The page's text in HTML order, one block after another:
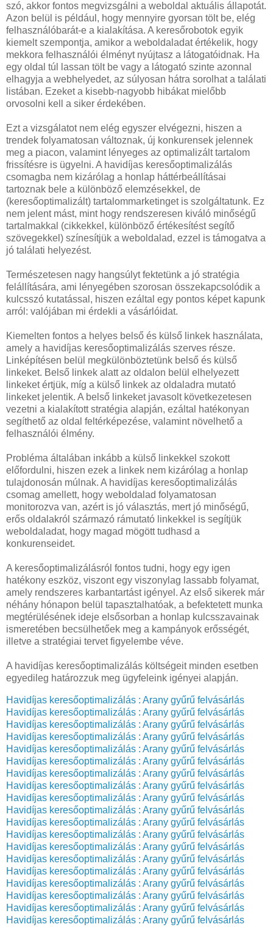
szó, akkor fontos megvizsgálni a weboldal aktuális állapotát.
Azon belül is például, hogy mennyire gyorsan tölt be, elég
felhasználóbarát-e a kialakítása. A keresőrobotok egyik
kiemelt szempontja, amikor a weboldaladat értékelik, hogy
mekkora felhasználói élményt nyújtasz a látogatóidnak. Ha
egy oldal túl lassan tölt be vagy a látogató szinte azonnal
elhagyja a webhelyedet, az súlyosan hátra sorolhat a találati
listában. Ezeket a kisebb-nagyobb hibákat mielőbb
orvosolni kell a siker érdekében.
Ezt a vizsgálatot nem elég egyszer elvégezni, hiszen a
trendek folyamatosan változnak, új konkurensek jelennek
meg a piacon, valamint lényeges az optimalizált tartalom
frissítésre is ügyelni. A havidíjas keresőoptimalizálás
csomagba nem kizárólag a honlap háttérbeállításai
tartoznak bele a különböző elemzésekkel, de
(keresőoptimalizált) tartalommarketinget is szolgáltatunk. Ez
nem jelent mást, mint hogy rendszeresen kiváló minőségű
tartalmakkal (cikkekkel, különböző értékesítést segítő
szövegekkel) színesítjük a weboldalad, ezzel is támogatva a
jó találati helyezést.
Természetesen nagy hangsúlyt fektetünk a jó stratégia
felállítására, ami lényegében szorosan összekapcsolódik a
kulcsszó kutatással, hiszen ezáltal egy pontos képet kapunk
arról: valójában mi érdekli a vásárlóidat.
Kiemelten fontos a helyes belső és külső linkek használata,
amely a havidíjas keresőoptimalizálás szerves része.
Linképítésen belül megkülönböztetünk belső és külső
linkeket. Belső linkek alatt az oldalon belül elhelyezett
linkeket értjük, míg a külső linkek az oldaladra mutató
linkeket jelentik. A belső linkeket javasolt következetesen
vezetni a kialakított stratégia alapján, ezáltal hatékonyan
segíthető az oldal feltérképezése, valamint növelhető a
felhasználói élmény.
Probléma általában inkább a külső linkekkel szokott
előfordulni, hiszen ezek a linkek nem kizárólag a honlap
tulajdonosán múlnak. A havidíjas keresőoptimalizálás
csomag amellett, hogy weboldalad folyamatosan
monitorozva van, azért is jó választás, mert jó minőségű,
erős oldalakról származó rámutató linkekkel is segítjük
weboldaladat, hogy magad mögött tudhasd a
konkurenseidet.
A keresőoptimalizálásról fontos tudni, hogy egy igen
hatékony eszköz, viszont egy viszonylag lassabb folyamat,
amely rendszeres karbantartást igényel. Az első sikerek már
néhány hónapon belül tapasztalhatóak, a befektetett munka
megtérülésének ideje elsősorban a honlap kulcsszavainak
ismeretében becsülhetőek meg a kampányok erősségét,
illetve a stratégiai tervet figyelembe véve.
A havidíjas keresőoptimalizálás költségeit minden esetben
egyedileg határozzuk meg ügyfeleink igényei alapján.
Havidíjas keresőoptimalizálás : Arany gyűrű felvásárlás
Havidíjas keresőoptimalizálás : Arany gyűrű felvásárlás
Havidíjas keresőoptimalizálás : Arany gyűrű felvásárlás
Havidíjas keresőoptimalizálás : Arany gyűrű felvásárlás
Havidíjas keresőoptimalizálás : Arany gyűrű felvásárlás
Havidíjas keresőoptimalizálás : Arany gyűrű felvásárlás
Havidíjas keresőoptimalizálás : Arany gyűrű felvásárlás
Havidíjas keresőoptimalizálás : Arany gyűrű felvásárlás
Havidíjas keresőoptimalizálás : Arany gyűrű felvásárlás
Havidíjas keresőoptimalizálás : Arany gyűrű felvásárlás
Havidíjas keresőoptimalizálás : Arany gyűrű felvásárlás
Havidíjas keresőoptimalizálás : Arany gyűrű felvásárlás
Havidíjas keresőoptimalizálás : Arany gyűrű felvásárlás
Havidíjas keresőoptimalizálás : Arany gyűrű felvásárlás
Havidíjas keresőoptimalizálás : Arany gyűrű felvásárlás
Havidíjas keresőoptimalizálás : Arany gyűrű felvásárlás
Havidíjas keresőoptimalizálás : Arany gyűrű felvásárlás
Havidíjas keresőoptimalizálás : Arany gyűrű felvásárlás
Havidíjas keresőoptimalizálás : Arany gyűrű felvásárlás